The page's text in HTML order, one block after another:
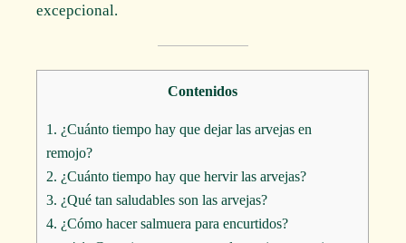
excepcional.
Contenidos
1. ¿Cuánto tiempo hay que dejar las arvejas en
remojo?
2. ¿Cuánto tiempo hay que hervir las arvejas?
3. ¿Qué tan saludables son las arvejas?
4. ¿Cómo hacer salmuera para encurtidos?